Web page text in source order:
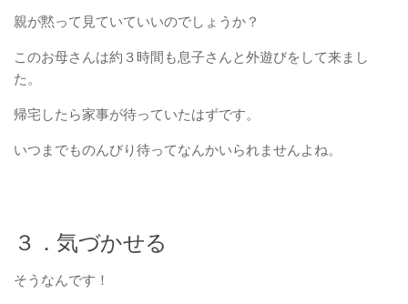
親が黙って見ていていいのでしょうか？
このお母さんは約３時間も息子さんと外遊びをして来まし
た。
帰宅したら家事が待っていたはずです。
いつまでものんびり待ってなんかいられませんよね。
３．気づかせる
そうなんです！